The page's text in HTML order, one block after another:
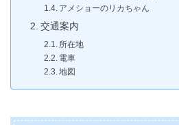
アメショーのリカちゃん
交通案内
所在地
電車
地図